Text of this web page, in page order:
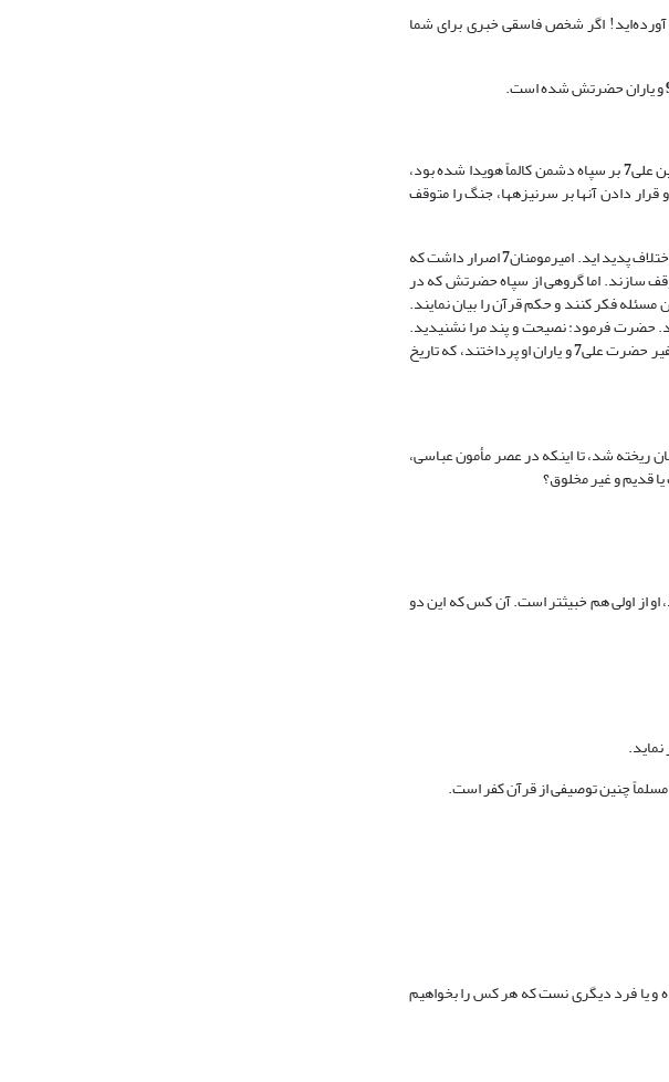
ایمان آورده‌اید! اگر شخص فاسقى خبرى براى شما
و یاران حضرتش شده است.
علی7بر سپاه دشمن کالماً هویدا شده بود،
قرار دادن آنها بر سرنیزه‏ها، جنگ را متوقف
پدید اید. امیرمومنان7اصرار داشت که
سازند. اما گروهی از سپاه حضرتش که در
فکر کنند و حکم قرآن را بیان نمایند.
حضرت فرمود: نصیحت و پند مرا نشنیدید.
حضرت علی7و یاران او پرداختند، که تاریخ
ریخته شد، تا اینکه در عصر مأمون عباسی،
قدیم و غیر مخلوق؟
از اولی هم خبیث‏تر است. آن کس که این دو
چنین توصیفی از قرآن کفر است.
و یا فرد دیگری نست که هر کس را بخواهیم